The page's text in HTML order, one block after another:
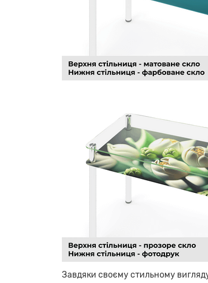
Завдяки своєму стильному